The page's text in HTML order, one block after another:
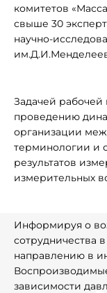
комитетов
свыше 30
научно-
Задачей рабочей
проведению
организации
терминологии и
результатов
измерительных
Информируя о
сотрудничества
направлению в
зависимости